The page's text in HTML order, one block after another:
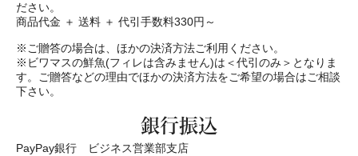
ださい。
商品代金 ＋ 送料 ＋ 代引手数料330円～
※ご贈答の場合は、ほかの決済方法ご利用ください。
※ビワマスの鮮魚(フィレは含みません)は＜代引のみ＞となりま
す。ご贈答などの理由でほかの決済方法をご希望の場合はご相談
下さい。
銀行振込
PayPay銀行 ビジネス営業部支店